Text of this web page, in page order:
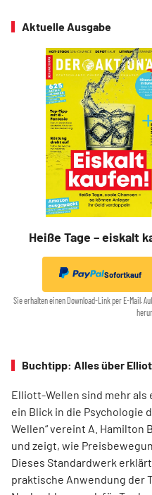
Aktuelle Ausgabe
Heiße Tage – eiskalt
Sofortkauf
Sie erhalten einen Download-Link per E-Mail.
Buchtipp: Alles über
Elliott-Wellen sind mehr als
ein Blick in die Psychologie
Wellen“ vereint A.
und zeigt, wie
Dieses Standardwerk
praktische Anwendung der